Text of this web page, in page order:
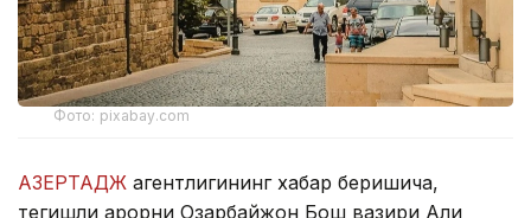
Фото: pixabay.com
АЗЕРТАДЖ агентлигининг хабар беришича,
тегишли қарорни Озарбайжон Бош вазири Али